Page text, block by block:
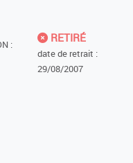
:
RETIRÉ
date de retrait :
29/08/2007